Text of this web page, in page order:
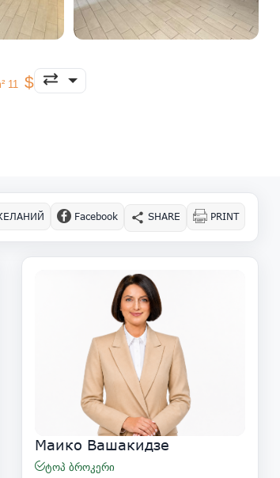
11
Facebook SHARE PRINT
Маико Вашакидзе
ტოპ ბროკერი